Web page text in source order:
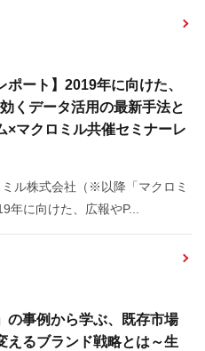
ポート】2019年に向けた、
くデータ活用の最新手法と
×マクロミル共催セミナーレ
ル株式会社（※以降「マクロミ
年に向けた、広報やP...
の事例から学ぶ、既存市場
えるブランド戦略とは～生